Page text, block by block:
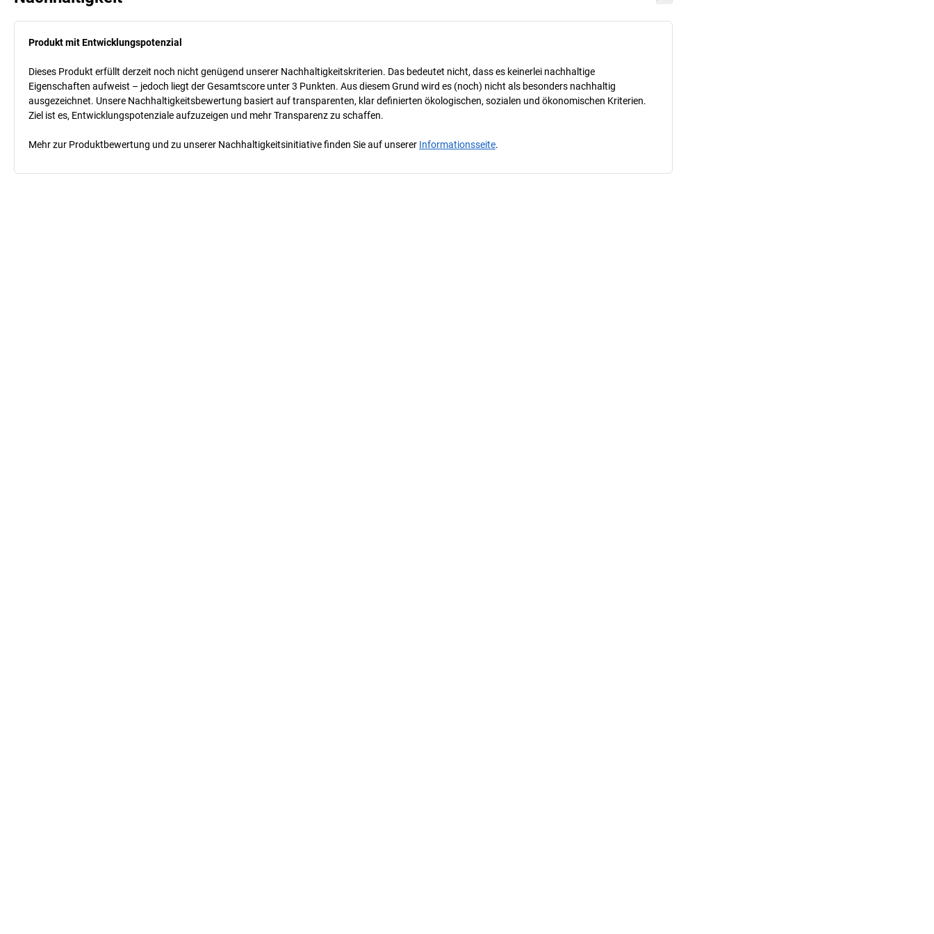
Produkt mit Entwicklungspotenzial
Dieses Produkt erfüllt derzeit noch nicht genügend unserer Nachhaltigkeitskriterien. Das bedeutet nicht, dass es keinerlei nachhaltige
Eigenschaften aufweist – jedoch liegt der Gesamtscore unter 3 Punkten. Aus diesem Grund wird es (noch) nicht als besonders nachhaltig
ausgezeichnet. Unsere Nachhaltigkeitsbewertung basiert auf transparenten, klar definierten ökologischen, sozialen und ökonomischen Kriterien.
Ziel ist es, Entwicklungspotenziale aufzuzeigen und mehr Transparenz zu schaffen.
Mehr zur Produktbewertung und zu unserer Nachhaltigkeitsinitiative finden Sie auf unserer Informationsseite.